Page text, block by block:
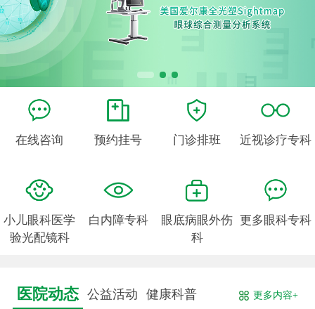
在线咨询 预约挂号 门诊排班 近视诊疗专科
小儿眼科医学
验光配镜科
白内障专科
眼底病眼外伤
科
更多眼科专科
医院动态 公益活动 健康科普 更多内容+